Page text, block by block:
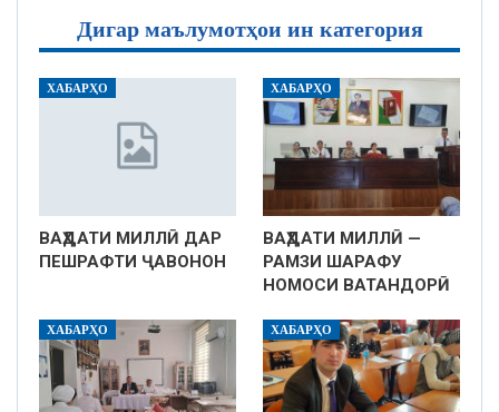
Дигар маълумотҳои ин категория
ХАБАРҲО
ВАҲДАТИ МИЛЛӢ ДАР
ПЕШРАФТИ ҶАВОНОН
ХАБАРҲО
ВАҲДАТИ МИЛЛӢ —
РАМЗИ ШАРАФУ
НОМОСИ ВАТАНДОРӢ
ХАБАРҲО ХАБАРҲО